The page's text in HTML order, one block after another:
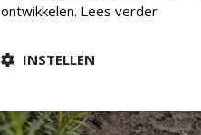
ontwikkelen. Lees verder
INSTELLEN